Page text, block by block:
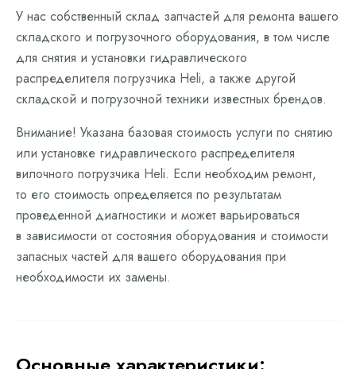
У нас собственный склад запчастей для ремонта вашего
складского и погрузочного оборудования, в том числе
для снятия и установки гидравлического
распределителя погрузчика Heli, а также другой
складской и погрузочной техники известных брендов.
Внимание! Указана базовая стоимость услуги по снятию
или установке гидравлического распределителя
вилочного погрузчика Heli. Если необходим ремонт,
то его стоимость определяется по результатам
проведенной диагностики и может варьироваться
в зависимости от состояния оборудования и стоимости
запасных частей для вашего оборудования при
необходимости их замены.